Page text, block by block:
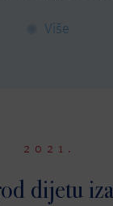
Više
2021.
dijetu